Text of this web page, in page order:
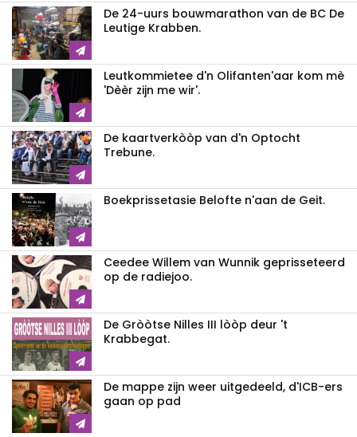
De 24-uurs bouwmarathon van de BC De
Leutige Krabben.
Leutkommietee d'n Olifanten'aar kom mè
'Dèèr zijn me wir'.
De kaartverkòòp van d'n Optocht
Trebune.
Boekprissetasie Belofte n'aan de Geit.
Ceedee Willem van Wunnik geprisseteerd
op de radiejoo.
De Gròòtse Nilles III lòòp deur 't
Krabbegat.
De mappe zijn weer uitgedeeld, d'ICB-ers
gaan op pad